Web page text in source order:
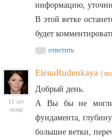
информацию,
В этой ветке
будет
ответить
11 лет
назад
ElenaRudenkaya
Добрый день.
А Вы бы не могли
фундамента,
большие ветки,